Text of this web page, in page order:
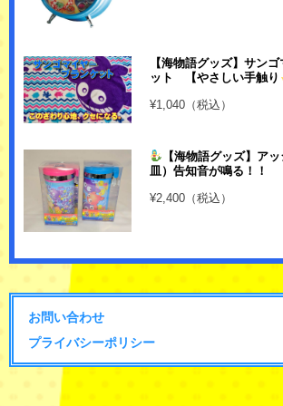
【海物語グッズ】サン
ット 【やさしい手触り
¥1,040（税込）
【海物語グッズ】ア
皿）告知音が鳴る！！
¥2,400（税込）
お問い合わせ
プライバシーポリシー